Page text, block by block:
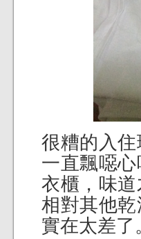
很糟的入
一直飄噁
衣櫃，味
相對其他
實在太差了